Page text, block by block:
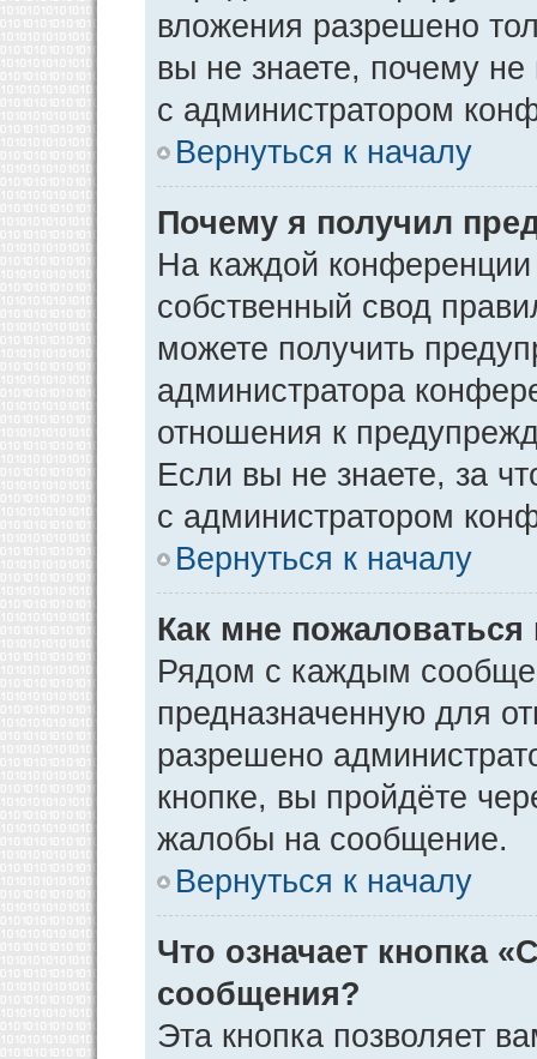
вложения разрешено
вы не знаете, почему
с администратором
Вернуться к началу
Почему я получил
На каждой конференции
собственный свод
можете получить
администратора
отношения к
Если вы не знаете, за
с администратором
Вернуться к началу
Как мне
Рядом с каждым
предназначенную для
разрешено
кнопке, вы пройдёте
жалобы на сообщение.
Вернуться к началу
Что означает кнопка
сообщения?
Эта кнопка позволяет